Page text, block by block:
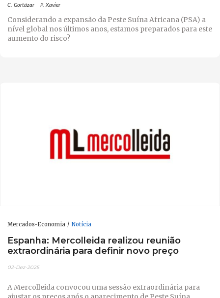
C. Gortázar P. Xavier
Considerando a expansão da Peste Suína Africana (PSA) a
nível global nos últimos anos, estamos preparados para este
aumento do risco?
Mercados-Economia Notícia
Espanha: Mercolleida realizou reunião
extraordinária para definir novo preço
02-Dez-2025
A Mercolleida convocou uma sessão extraordinária para